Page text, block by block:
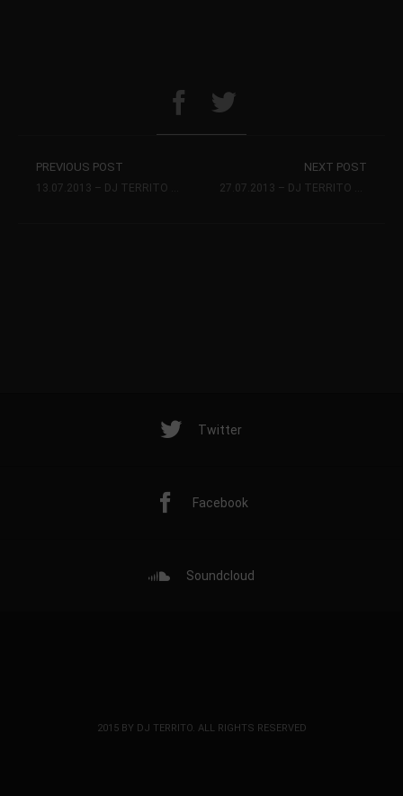
PREVIOUS POST NEXT POST
Twitter
Facebook
Soundcloud
2015 BY DJ TERRITO. ALL RIGHTS RESERVED